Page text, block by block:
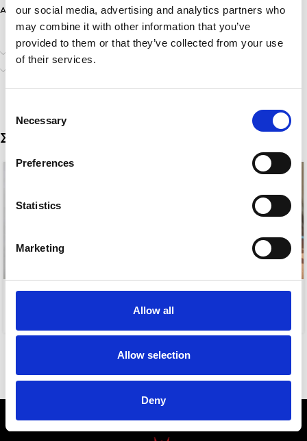
our social media, advertising and analytics partners who
may combine it with other information that you’ve
provided to them or that they’ve collected from your use
of their services.
Selection
Necessary
Preferences
Statistics
Marketing
Allow all
Allow selection
Deny
Ανθεκτικότητα: Ανθεκτικό σε νερό & άρωμα, δε μαυρίζει!
Επιπλέον πληροφορίες
Σχετικά προϊόντα
SWEETHEART HAILEY